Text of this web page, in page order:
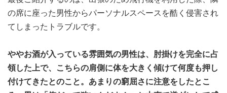
の席に座った男性からパーソナルスペースを酷く侵害され
てしまったトラブルです。
ややお酒が入っている雰囲気の男性は、肘掛けを完全に占
領した上で、こちらの肩側に体を大きく傾けて何度も押し
付けてきたとのこと。あまりの窮屈さに注意をしたとこ